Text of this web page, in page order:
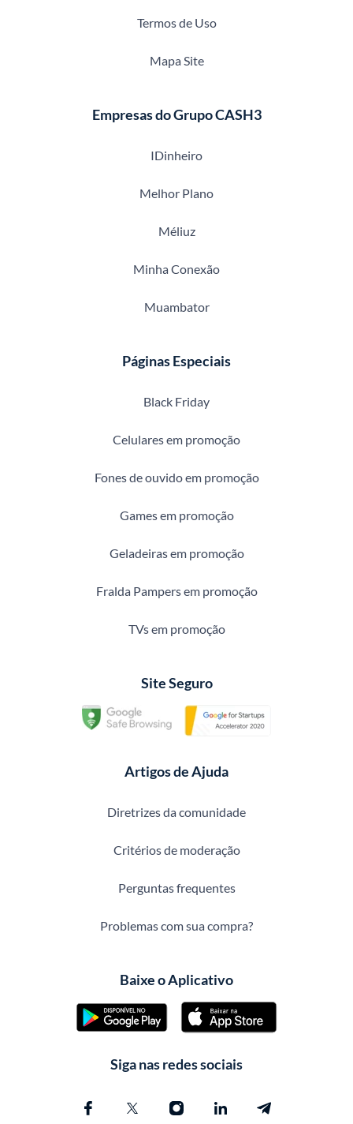
Termos de Uso
Mapa Site
Empresas do Grupo CASH3
IDinheiro
Melhor Plano
Méliuz
Minha Conexão
Muambator
Páginas Especiais
Black Friday
Celulares em promoção
Fones de ouvido em promoção
Games em promoção
Geladeiras em promoção
Fralda Pampers em promoção
TVs em promoção
Site Seguro
Artigos de Ajuda
Diretrizes da comunidade
Critérios de moderação
Perguntas frequentes
Problemas com sua compra?
Baixe o Aplicativo
Siga nas redes sociais